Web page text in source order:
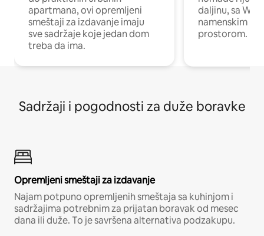
apartmana, ovi opremljeni
smeštaji za izdavanje imaju
sve sadržaje koje jedan dom
treba da ima.
daljinu, sa Wi-
namenskim
prostorom.
Sadržaji i pogodnosti za duže boravke
Opremljeni smeštaji za izdavanje
Najam potpuno opremljenih smeštaja sa kuhinjom i
sadržajima potrebnim za prijatan boravak od mesec
dana ili duže. To je savršena alternativa podzakupu.